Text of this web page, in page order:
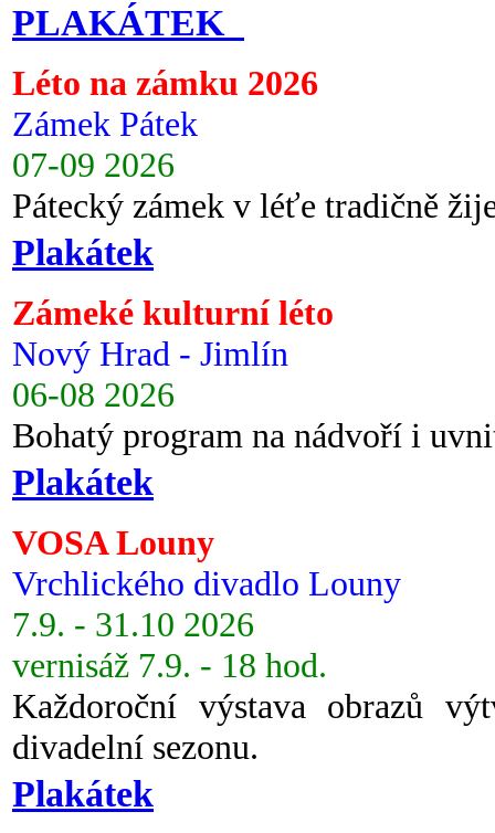
PLAKÁTEK
Léto na zámku 2026
Zámek Pátek
07-09 2026
Pátecký zámek v léťe tradičně
Plakátek
Zámeké kulturní léto
Nový Hrad - Jimlín
06-08 2026
Bohatý program na nádvoří i
Plakátek
VOSA Louny
Vrchlického divadlo Louny
7.9. - 31.10 2026
vernisáž 7.9. - 18 hod.
Každoroční výstava obrazů
divadelní sezonu.
Plakátek